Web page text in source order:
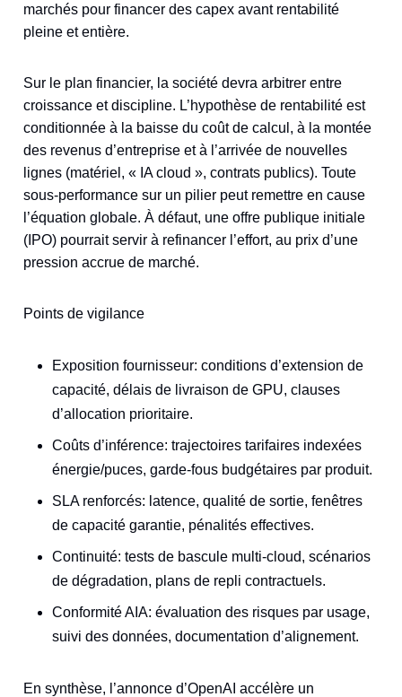
marchés pour financer des capex avant rentabilité
pleine et entière.
Sur le plan financier, la société devra arbitrer entre
croissance et discipline. L’hypothèse de rentabilité est
conditionnée à la baisse du coût de calcul, à la montée
des revenus d’entreprise et à l’arrivée de nouvelles
lignes (matériel, « IA cloud », contrats publics). Toute
sous‑performance sur un pilier peut remettre en cause
l’équation globale. À défaut, une offre publique initiale
(IPO) pourrait servir à refinancer l’effort, au prix d’une
pression accrue de marché.
Points de vigilance
Exposition fournisseur: conditions d’extension de
capacité, délais de livraison de GPU, clauses
d’allocation prioritaire.
Coûts d’inférence: trajectoires tarifaires indexées
énergie/puces, garde‑fous budgétaires par produit.
SLA renforcés: latence, qualité de sortie, fenêtres
de capacité garantie, pénalités effectives.
Continuité: tests de bascule multi‑cloud, scénarios
de dégradation, plans de repli contractuels.
Conformité AIA: évaluation des risques par usage,
suivi des données, documentation d’alignement.
En synthèse, l’annonce d’OpenAI accélère un